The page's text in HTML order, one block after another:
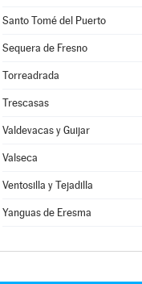
Santo Tomé del Puerto
Sequera de Fresno
Torreadrada
Trescasas
Valdevacas y Guijar
Valseca
Ventosilla y Tejadilla
Yanguas de Eresma